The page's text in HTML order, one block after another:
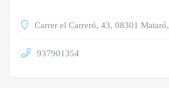
Carrer el Carreró, 43, 08301 Mataró,
937901354